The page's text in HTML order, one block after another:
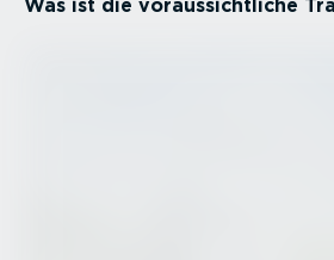
Was ist die voraus­sicht­liche